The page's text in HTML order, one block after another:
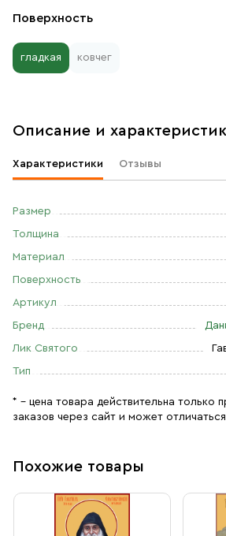
Поверхность
гладкая ковчег
Описание и
Характеристики Отзывы
Размер
Толщина
Материал
Поверхность
Артикул
Бренд
Лик Святого
Тип
* – цена товара действительна только
заказов через сайт и может
Похожие товары